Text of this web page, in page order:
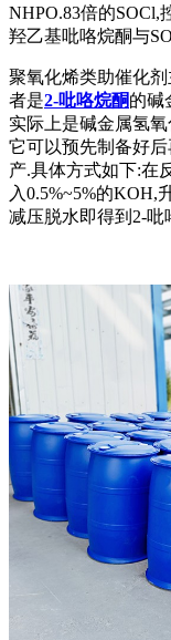
NHPO.83倍的
羟乙基吡咯烷酮与
聚氧化烯类助催化
者是2-吡咯烷酮的碱
实际上是碱金属氢
它可以预先制备好
产.具体方式如下:在
入0.5%~5%的KOH,
减压脱水即得到2-吡